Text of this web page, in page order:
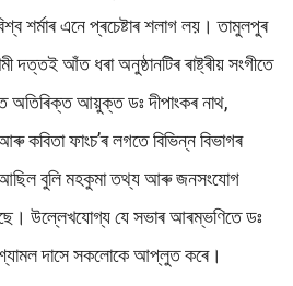
শৰ্মাৰ এনে প্ৰচেষ্টাৰ শলাগ লয়। তামুলপুৰ
আঁত ধৰা অনুষ্ঠানটিৰ ৰাষ্ট্ৰীয় সংগীতে
অতিৰিক্ত আয়ুক্ত ডঃ দীপাংকৰ নাথ,
ফাংচ’ৰ লগতে বিভিন্ন বিভাগৰ
আছিল বুলি মহকুমা তথ্য আৰু জনসংযোগ
উল্লেখযোগ্য যে সভাৰ আৰম্ভণিতে ডঃ
শ্যামল দাসে সকলোকে আপ্লুত কৰে।